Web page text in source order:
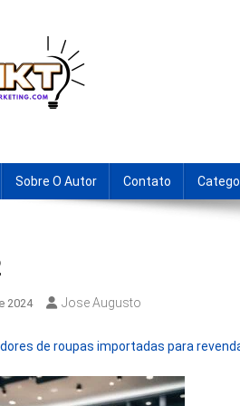
Sobre O Autor Contato
2024 Jose Augusto
de roupas importadas para